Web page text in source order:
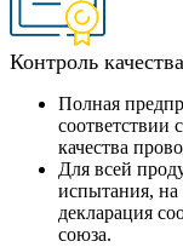
Контроль качества
Полная
соответствии
качества
Для всей
испытания,
декларация
союза.